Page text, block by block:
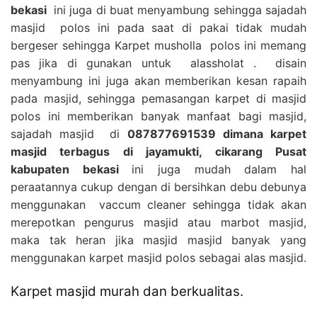
bekasi ini juga di buat menyambung sehingga sajadah
masjid polos ini pada saat di pakai tidak mudah
bergeser sehingga Karpet musholla polos ini memang
pas jika di gunakan untuk alassholat . disain
menyambung ini juga akan memberikan kesan rapaih
pada masjid, sehingga pemasangan karpet di masjid
polos ini memberikan banyak manfaat bagi masjid,
sajadah masjid di 087877691539 dimana karpet
masjid terbagus di jayamukti, cikarang Pusat
kabupaten bekasi ini juga mudah dalam hal
peraatannya cukup dengan di bersihkan debu debunya
menggunakan vaccum cleaner sehingga tidak akan
merepotkan pengurus masjid atau marbot masjid,
maka tak heran jika masjid masjid banyak yang
menggunakan karpet masjid polos sebagai alas masjid.
Karpet masjid murah dan berkualitas.